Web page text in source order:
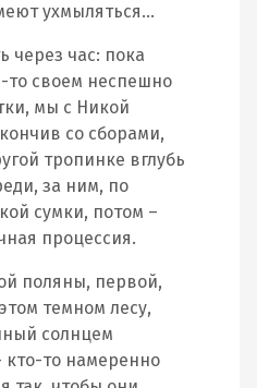
ухмыляться…
через час: пока
то своем неспешно
мы с Никой
со сборами,
тропинке вглубь
за ним, по
сумки, потом –
процессия.
поляны, первой,
темном лесу,
солнцем
кто-то намеренно